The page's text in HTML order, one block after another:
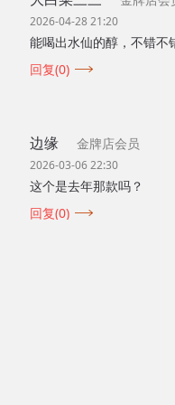
2026-04-28 21:20
能喝出水仙的醇，不错不
回复(0)
边缘 金牌店会员
2026-03-06 22:30
这个是去年那款吗？
回复(0)